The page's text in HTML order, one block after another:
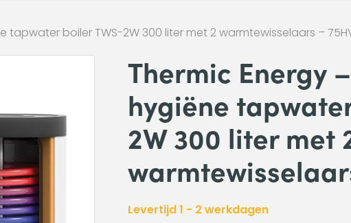
boiler TWS-2W 300 liter met 2 warmtewisselaars –
Thermic Energy
hygiëne
2W 300 liter met
Levertijd 1 - 2 werkdagen